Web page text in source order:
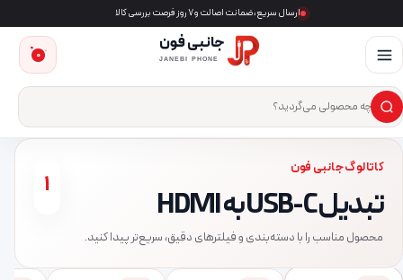
ارسال سریع، ضمانت اصالت و ۷ روز فرصت بررسی کالا
جانبی فون
JANEBI PHONE
جست‌وجوی محصول
×
0
کاتالوگ جانبی فون
تبدیل USB-C به HDMI
محصول مناسب را با دسته‌بندی و فیلترهای دقیق، سریع‌تر پیدا کنید.
1